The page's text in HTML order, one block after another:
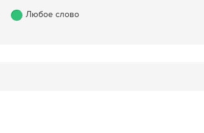
Любое слово